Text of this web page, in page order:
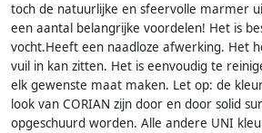
toch de natuurlijke en sfeervolle marmer
een aantal belangrijke voordelen! Het is
vocht.Heeft een naadloze afwerking. Het
vuil in kan zitten. Het is eenvoudig te
elk gewenste maat maken. Let op: de
look van CORIAN zijn door en door solid
opgeschuurd worden. Alle andere UNI